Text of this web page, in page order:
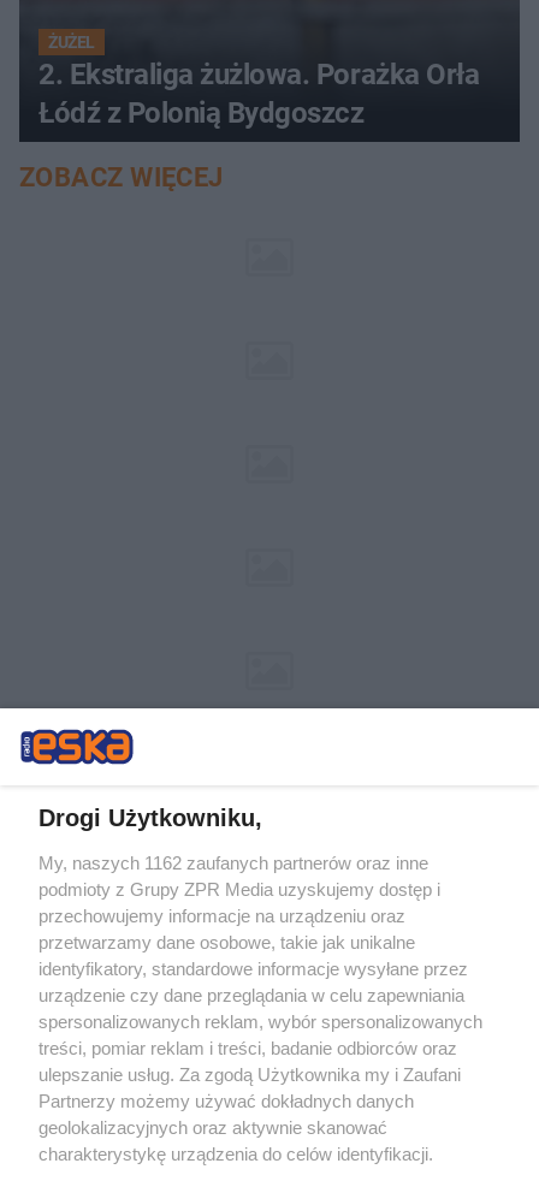
ŻUŻEL
2. Ekstraliga żużlowa. Porażka Orła
Łódź z Polonią Bydgoszcz
ZOBACZ WIĘCEJ
Żaden utwór zamieszczony w serwisie nie może być powielany i
rozpowszechniany lub dalej rozpowszechniany w jakikolwiek sposób (w
tym także elektroniczny lub mechaniczny) na jakimkolwiek polu
eksploatacji w jakiejkolwiek formie, włącznie z umieszczaniem w
Internecie bez pisemnej zgody właściciela praw. Jakiekolwiek użycie lub
wykorzystanie utworów w całości lub w części z naruszeniem prawa,
tzn. bez właściwej zgody, jest zabronione pod groźbą kary i może być
ścigane prawnie.
Drogi Użytkowniku,
My, naszych 1162 zaufanych partnerów oraz inne
podmioty z Grupy ZPR Media uzyskujemy dostęp i
przechowujemy informacje na urządzeniu oraz
przetwarzamy dane osobowe, takie jak unikalne
identyfikatory, standardowe informacje wysyłane przez
urządzenie czy dane przeglądania w celu zapewniania
spersonalizowanych reklam, wybór spersonalizowanych
treści, pomiar reklam i treści, badanie odbiorców oraz
ulepszanie usług. Za zgodą Użytkownika my i Zaufani
Partnerzy możemy używać dokładnych danych
geolokalizacyjnych oraz aktywnie skanować
charakterystykę urządzenia do celów identyfikacji.